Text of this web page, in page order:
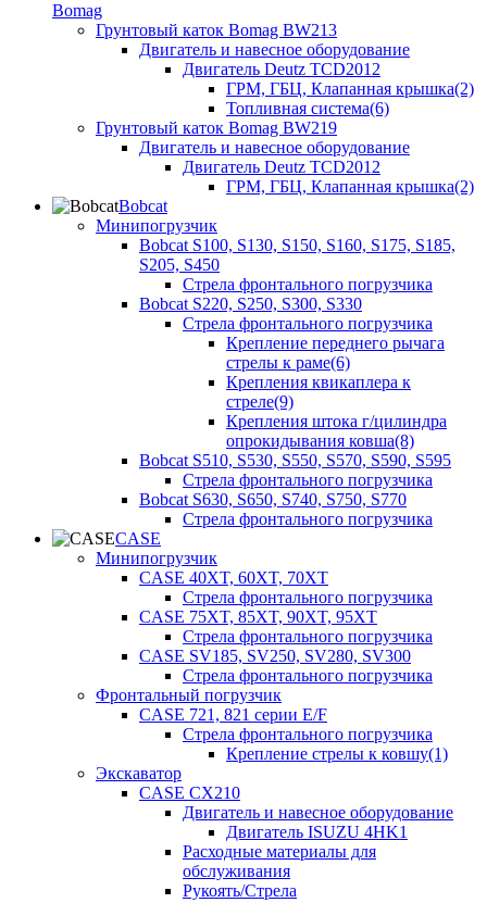
Bomag
Грунтовый каток Bomag BW213
Двигатель и навесное оборудование
Двигатель Deutz TCD2012
ГРМ, ГБЦ, Клапанная крышка(2)
Топливная система(6)
Грунтовый каток Bomag BW219
Двигатель и навесное оборудование
Двигатель Deutz TCD2012
ГРМ, ГБЦ, Клапанная крышка(2)
Bobcat
Минипогрузчик
Bobcat S100, S130, S150, S160, S175, S185,
S205, S450
Стрела фронтального погрузчика
Bobcat S220, S250, S300, S330
Стрела фронтального погрузчика
Крепление переднего рычага
стрелы к раме(6)
Крепления квикаплера к
стреле(9)
Крепления штока г/цилиндра
опрокидывания ковша(8)
Bobcat S510, S530, S550, S570, S590, S595
Стрела фронтального погрузчика
Bobcat S630, S650, S740, S750, S770
Стрела фронтального погрузчика
CASE
Минипогрузчик
CASE 40XT, 60XT, 70XT
Стрела фронтального погрузчика
CASE 75XT, 85XT, 90XT, 95XT
Стрела фронтального погрузчика
CASE SV185, SV250, SV280, SV300
Стрела фронтального погрузчика
Фронтальный погрузчик
CASE 721, 821 серии E/F
Стрела фронтального погрузчика
Крепление стрелы к ковшу(1)
Экскаватор
CASE CX210
Двигатель и навесное оборудование
Двигатель ISUZU 4HK1
Расходные материалы для
обслуживания
Рукоять/Стрела